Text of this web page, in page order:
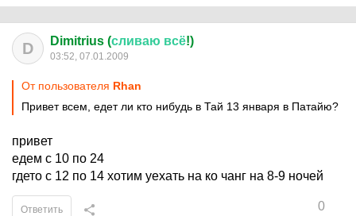
D Dimitrius (сливаю всё!)
03:52, 07.01.2009
От пользователя Rhan
Привет всем, едет ли кто нибудь в Тай 13 января в Патайю?
привет
едем с 10 по 24
гдето с 12 по 14 хотим уехать на ко чанг на 8-9 ночей
0
Ответить